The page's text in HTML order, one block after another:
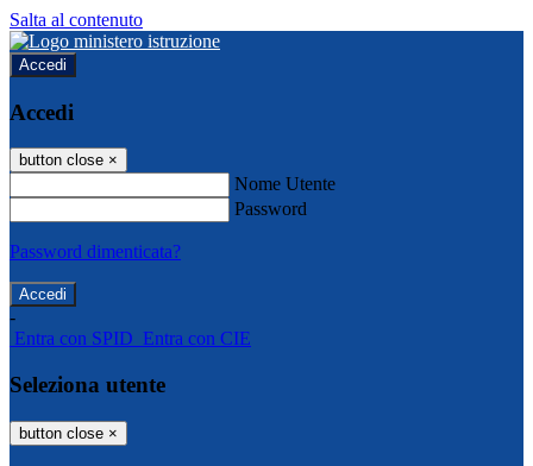
Salta al contenuto
Accedi
Accedi
button close ×
Nome Utente
Password
Password dimenticata?
-
Entra con SPID Entra con CIE
Seleziona utente
button close ×